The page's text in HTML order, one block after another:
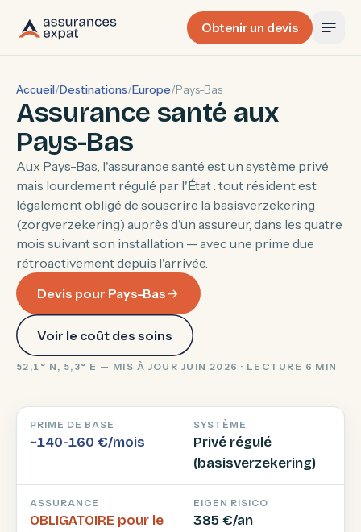
Obtenir un devis
Accueil/Destinations/Europe/Pays-Bas
Assurance santé aux
Pays-Bas
Aux Pays-Bas, l'assurance santé est un système privé
mais lourdement régulé par l'État : tout résident est
légalement obligé de souscrire la basisverzekering
(zorgverzekering) auprès d'un assureur, dans les quatre
mois suivant son installation — avec une prime due
rétroactivement depuis l'arrivée.
Devis pour Pays-Bas
Voir le coût des soins
52,1° N, 5,3° E — MIS À JOUR JUIN 2026 · LECTURE 6 MIN
PRIME DE BASE
~140-160 €/mois
SYSTÈME
Privé régulé
(basisverzekering)
ASSURANCE
OBLIGATOIRE pour le
EIGEN RISICO
385 €/an